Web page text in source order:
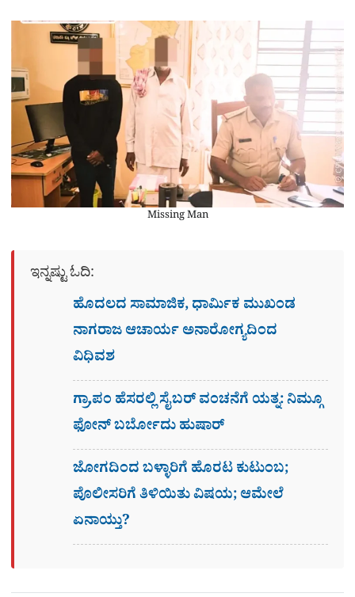
Missing Man
ಇನ್ನಷ್ಟು ಓದಿ:
ಹೊದಲದ ಸಾಮಾಜಿಕ, ಧಾರ್ಮಿಕ ಮುಖಂಡ
ನಾಗರಾಜ ಆಚಾರ್ಯ ಅನಾರೋಗ್ಯದಿಂದ
ವಿಧಿವಶ
ಗ್ರಾ,ಪಂ ಹೆಸರಲ್ಲಿ ಸೈಬ‌ರ್ ವಂಚನೆಗೆ ಯತ್ನ: ನಿಮ್ಗೂ
ಫೋನ್​ ಬರ್ಬೋದು ಹುಷಾರ್​​
ಜೋಗದಿಂದ ಬಳ್ಳಾರಿಗೆ ಹೊರಟ ಕುಟುಂಬ;
ಪೊಲೀಸರಿಗೆ ತಿಳಿಯಿತು ವಿಷಯ; ಆಮೇಲೆ
ಏನಾಯ್ತು?